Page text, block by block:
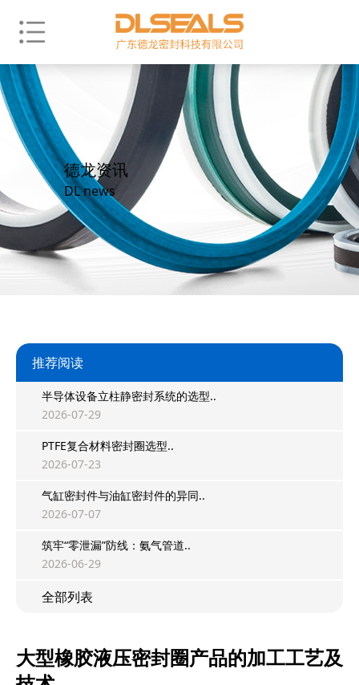
德龙资讯
DL news
推荐阅读
半导体设备立柱静密封系统的选型..
2026-07-29
PTFE复合材料密封圈选型..
2026-07-23
气缸密封件与油缸密封件的异同..
2026-07-07
筑牢“零泄漏”防线：氨气管道..
2026-06-29
全部列表
大型橡胶液压密封圈产品的加工工艺及